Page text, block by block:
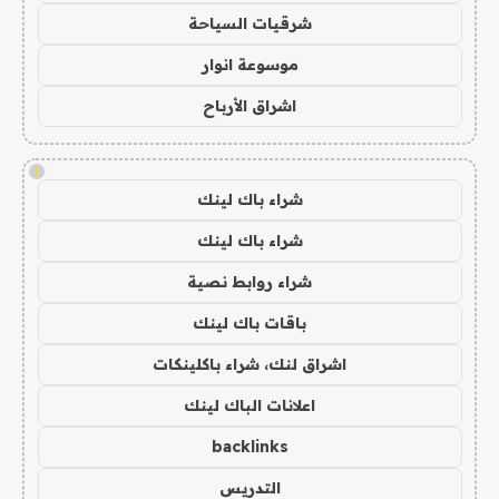
شرقيات السياحة
موسوعة انوار
اشراق الأرباح
!
شراء باك لينك
شراء باك لينك
شراء روابط نصية
باقات باك لينك
اشراق لنك، شراء باكلينكات
اعلانات الباك لينك
backlinks
التدريس